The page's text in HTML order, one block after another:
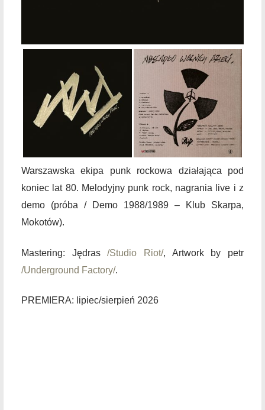
Warszawska ekipa punk rockowa działająca pod
koniec lat 80. Melodyjny punk rock, nagrania live i z
demo (próba / Demo 1988/1989 – Klub Skarpa,
Mokotów).
Mastering: Jędras/Studio Riot/, Artwork by petr
/Underground Factory/.
PREMIERA: lipiec/sierpień 2026